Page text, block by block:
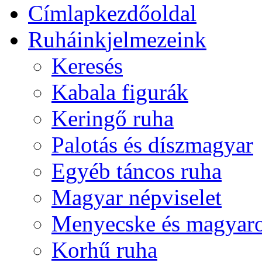
Címlapkezdőoldal
Ruháinkjelmezeink
Keresés
Kabala figurák
Keringő ruha
Palotás és díszmagyar
Egyéb táncos ruha
Magyar népviselet
Menyecske és
Korhű ruha